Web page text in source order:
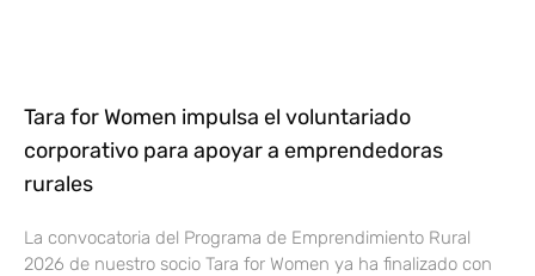
Tara for Women impulsa el voluntariado
corporativo para apoyar a emprendedoras
rurales
La convocatoria del Programa de Emprendimiento Rural
2026 de nuestro socio Tara for Women ya ha finalizado con